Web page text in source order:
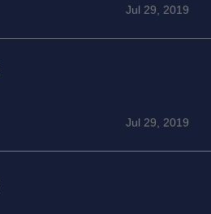
Jul 29, 2019
Jul 29, 2019